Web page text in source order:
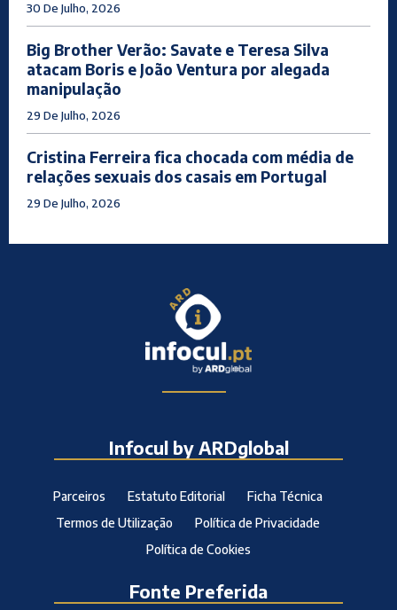
30 De Julho, 2026
Big Brother Verão: Savate e Teresa Silva
atacam Boris e João Ventura por alegada
manipulação
29 De Julho, 2026
Cristina Ferreira fica chocada com média de
relações sexuais dos casais em Portugal
29 De Julho, 2026
Infocul by ARDglobal
Parceiros Estatuto Editorial
Ficha Técnica
Termos de Utilização
Política de Privacidade
Política de Cookies
Fonte Preferida